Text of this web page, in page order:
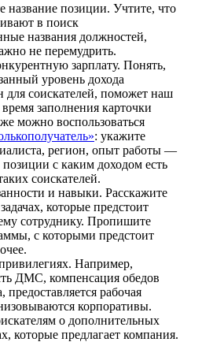
название позиции. Учтите, что
в поиск
названия должностей,
не перемудрить.
зарплату. Понять,
уровень дохода
для соискателей, поможет наш
заполнения карточки
можно воспользоваться
: укажите
регион, опыт работы —
с каким доходом есть
соискателей.
и навыки. Расскажите
которые предстоит
сотруднику. Пропишите
с которыми предстоит
Например,
ДМС, компенсация обедов
предоставляется рабочая
корпоративы.
о дополнительных
которые предлагает компания.